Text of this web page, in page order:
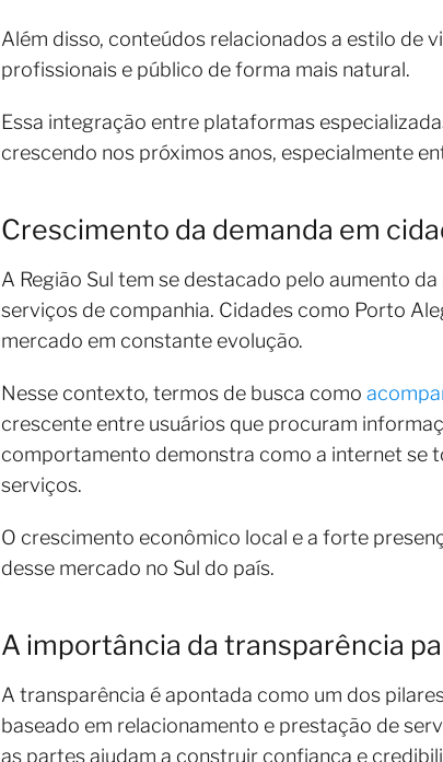
Além disso, conteúdos relacionados a estilo de
profissionais e público de forma mais natural.
Essa integração entre plataformas
crescendo nos próximos anos, especialmente
Crescimento da demanda em
A Região Sul tem se destacado pelo aumento
serviços de companhia. Cidades como Porto
mercado em constante evolução.
Nesse contexto, termos de busca como
crescente entre usuários que procuram
comportamento demonstra como a internet se
serviços.
O crescimento econômico local e a forte
desse mercado no Sul do país.
A importância da transparência
A transparência é apontada como um dos
baseado em relacionamento e prestação de
as partes ajudam a construir confiança e